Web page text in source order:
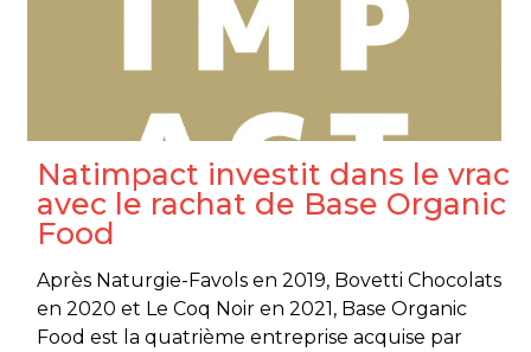
Natimpact investit dans le vrac
avec le rachat de Base Organic
Food
Après Naturgie-Favols en 2019, Bovetti Chocolats
en 2020 et Le Coq Noir en 2021, Base Organic
Food est la quatrième entreprise acquise par